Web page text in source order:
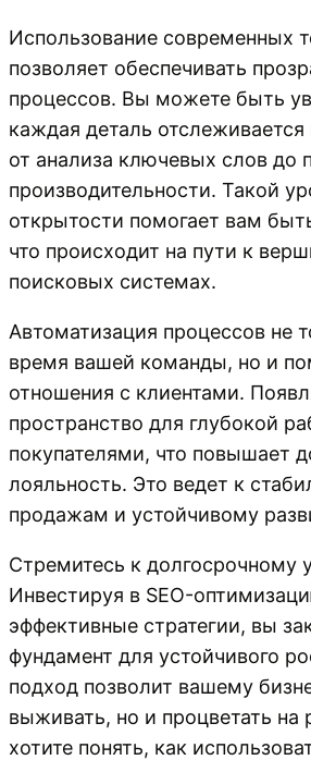
Использование современных
позволяет обеспечивать
процессов. Вы можете быть
каждая деталь отслеживается
от анализа ключевых слов до
производительности. Такой
открытости помогает вам
что происходит на пути к
поисковых системах.
Автоматизация процессов не
время вашей команды, но и
отношения с клиентами.
пространство для глубокой
покупателями, что повышает
лояльность. Это ведет к
продажам и устойчивому
Стремитесь к долгосрочному
Инвестируя в SEO-
эффективные стратегии, вы
фундамент для устойчивого
подход позволит вашему
выживать, но и процветать на
хотите понять, как